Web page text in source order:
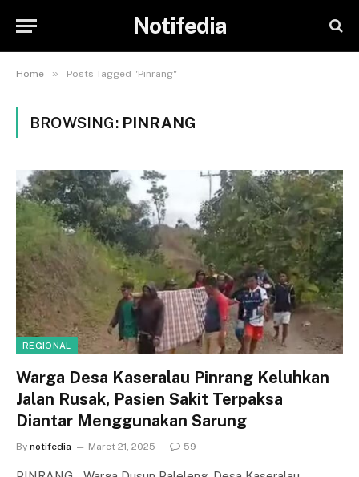
Notifedia
Home » Posts Tagged "Pinrang"
BROWSING: PINRANG
REGIONAL
Warga Desa Kaseralau Pinrang Keluhkan
Jalan Rusak, Pasien Sakit Terpaksa
Diantar Menggunakan Sarung
By notifedia Maret 21, 2025 59